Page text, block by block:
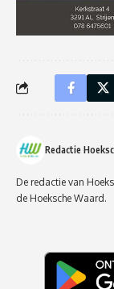
Redactie
De redactie van
de Hoeksche Waard.